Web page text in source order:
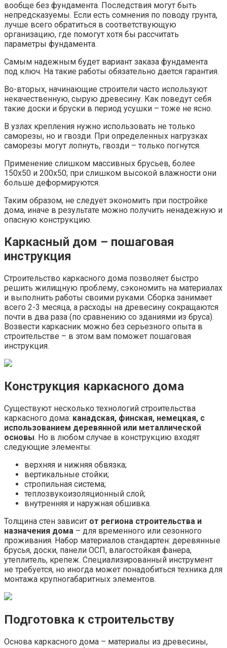
вообще без фундамента. Последствия могут быть
непредсказуемы. Если есть сомнения по поводу грунта,
лучше всего обратиться в соответствующую
организацию, где помогут хотя бы рассчитать
параметры фундамента.
Самым надежным будет вариант заказа фундамента
под ключ. На такие работы обязательно дается гарантия.
Во-вторых, начинающие строители часто используют
некачественную, сырую древесину. Как поведут себя
такие доски и бруски в период усушки – тоже не ясно.
В узлах крепления нужно использовать не только
саморезы, но и гвозди. При определенных нагрузках
саморезы могут лопнуть, гвозди – только погнутся.
Применение слишком массивных брусьев, более
150х50 и 200х50; при слишком высокой влажности они
больше деформируются.
Таким образом, не следует экономить при постройке
дома, иначе в результате можно получить ненадежную и
опасную конструкцию.
Каркасный дом – пошаговая
инструкция
Строительство каркасного дома позволяет быстро
решить жилищную проблему, сэкономить на материалах
и выполнить работы своими руками. Сборка занимает
всего 2-3 месяца, а расходы на древесину сокращаются
почти в два раза (по сравнению со зданиями из бруса).
Возвести каркасник можно без серьезного опыта в
строительстве – в этом вам поможет пошаговая
инструкция.
Конструкция каркасного дома
Существуют несколько технологий строительства
каркасного дома: канадская, финская, немецкая, с
использованием деревянной или металлической
основы. Но в любом случае в конструкцию входят
следующие элементы:
верхняя и нижняя обвязка;
вертикальные стойки;
стропильная система;
теплозвукоизоляционный слой;
внутренняя и наружная обшивка.
Толщина стен зависит от региона строительства и
назначения дома – для временного или сезонного
проживания. Набор материалов стандартен: деревянные
брусья, доски, панели ОСП, влагостойкая фанера,
утеплитель, крепеж. Специализированный инструмент
не требуется, но иногда может понадобиться техника для
монтажа крупногабаритных элементов.
Подготовка к строительству
Основа каркасного дома – материалы из древесины,